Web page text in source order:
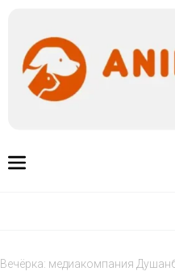
Вечёрка: медиакомпания